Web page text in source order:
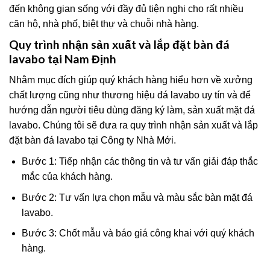
đến không gian sống với đầy đủ tiện nghi cho rất nhiều
căn hộ, nhà phố, biệt thự và chuỗi nhà hàng.
Quy trình nhận sản xuất và lắp đặt bàn đá
lavabo tại Nam Định
Nhằm mục đích giúp quý khách hàng hiểu hơn về xưởng
chất lượng cũng như thương hiệu đá lavabo uy tín và để
hướng dẫn người tiêu dùng đăng ký làm, sản xuất mặt đá
lavabo. Chúng tôi sẽ đưa ra quy trình nhận sản xuất và lắp
đặt bàn đá lavabo tại Công ty Nhà Mới.
Bước 1: Tiếp nhận các thông tin và tư vấn giải đáp thắc
mắc của khách hàng.
Bước 2: Tư vấn lựa chọn mẫu và màu sắc bàn mặt đá
lavabo.
Bước 3: Chốt mẫu và báo giá công khai với quý khách
hàng.